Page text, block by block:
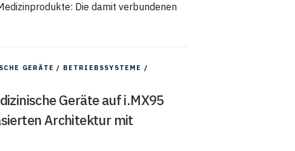
Die damit verbundenen
GERÄTE / BETRIEBSSYSTEME /
Geräte auf i.MX95
Architektur mit